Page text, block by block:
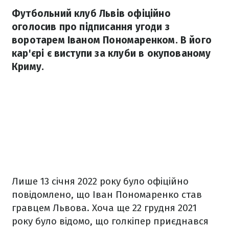
Футбольний клуб Львів офіційно
оголосив про підписання угоди з
воротарем Іваном Пономаренком. В його
кар'єрі є виступи за клуби в окупованому
Криму.
Лише 13 січня 2022 року було офіційно
повідомлено, що Іван Пономаренко став
гравцем Львова. Хоча ще 22 грудня 2021
року було відомо, що голкіпер приєднався